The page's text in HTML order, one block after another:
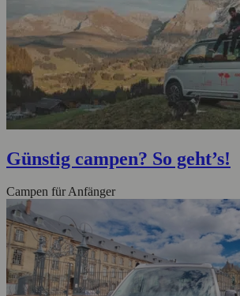
Günstig campen? So geht’s!
Campen für Anfänger